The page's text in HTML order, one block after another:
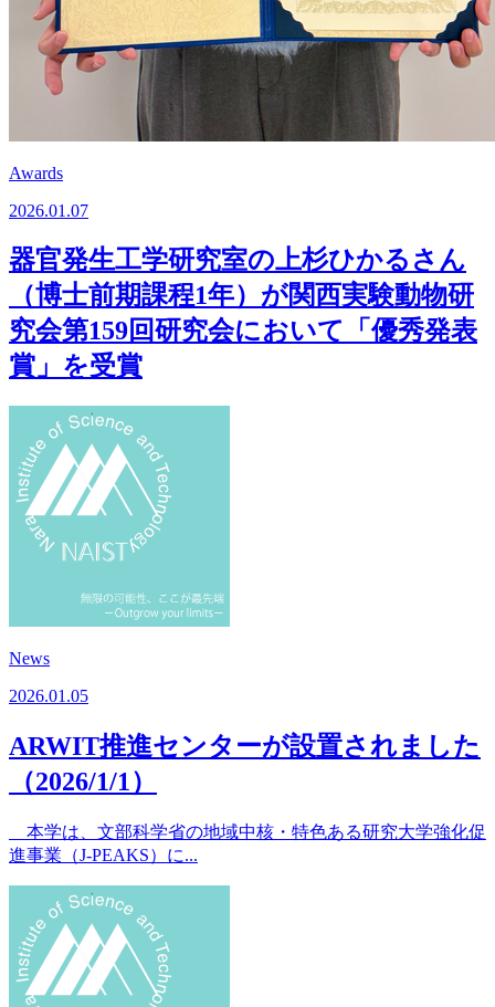
Awards
2026.01.07
器官発生工学研究室の上杉ひかるさん
（博士前期課程1年）が関西実験動物研
究会第159回研究会において「優秀発表
賞」を受賞
News
2026.01.05
ARWIT推進センターが設置されました
（2026/1/1）
本学は、文部科学省の地域中核・特色ある研究大学強化促
進事業（J-PEAKS）に...